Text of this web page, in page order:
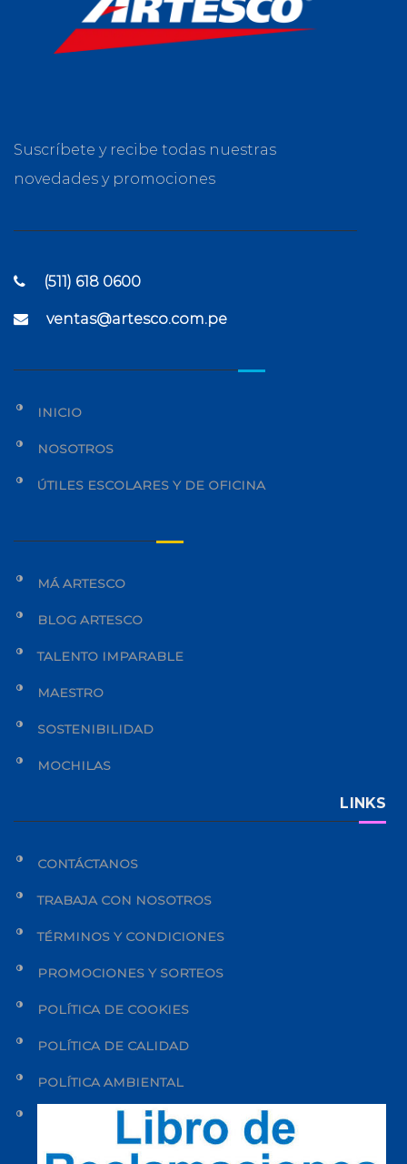
Suscríbete y recibe todas nuestras
novedades y promociones
(511) 618 0600
ventas@artesco.com.pe
INICIO
NOSOTROS
ÚTILES ESCOLARES Y DE OFICINA
MÁ ARTESCO
BLOG ARTESCO
TALENTO IMPARABLE
MAESTRO
SOSTENIBILIDAD
MOCHILAS
LINKS
CONTÁCTANOS
TRABAJA CON NOSOTROS
TÉRMINOS Y CONDICIONES
PROMOCIONES Y SORTEOS
POLÍTICA DE COOKIES
POLÍTICA DE CALIDAD
POLÍTICA AMBIENTAL